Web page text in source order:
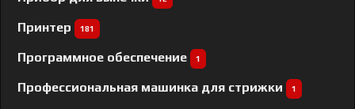
Принтер 181
Программное обеспечение 1
Профессиональная машинка для стрижки 1